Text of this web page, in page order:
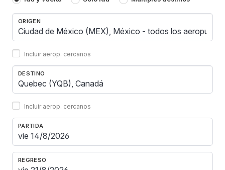
ORIGEN
Incluir aerop. cercanos
DESTINO
Incluir aerop. cercanos
PARTIDA
REGRESO